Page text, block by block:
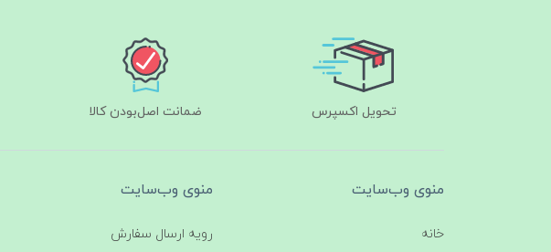
تحویل اکسپرس ضمانت اصل‌بودن کالا
منوی وب‌سایت
خانه
منوی وب‌سایت
رویه ارسال سفارش